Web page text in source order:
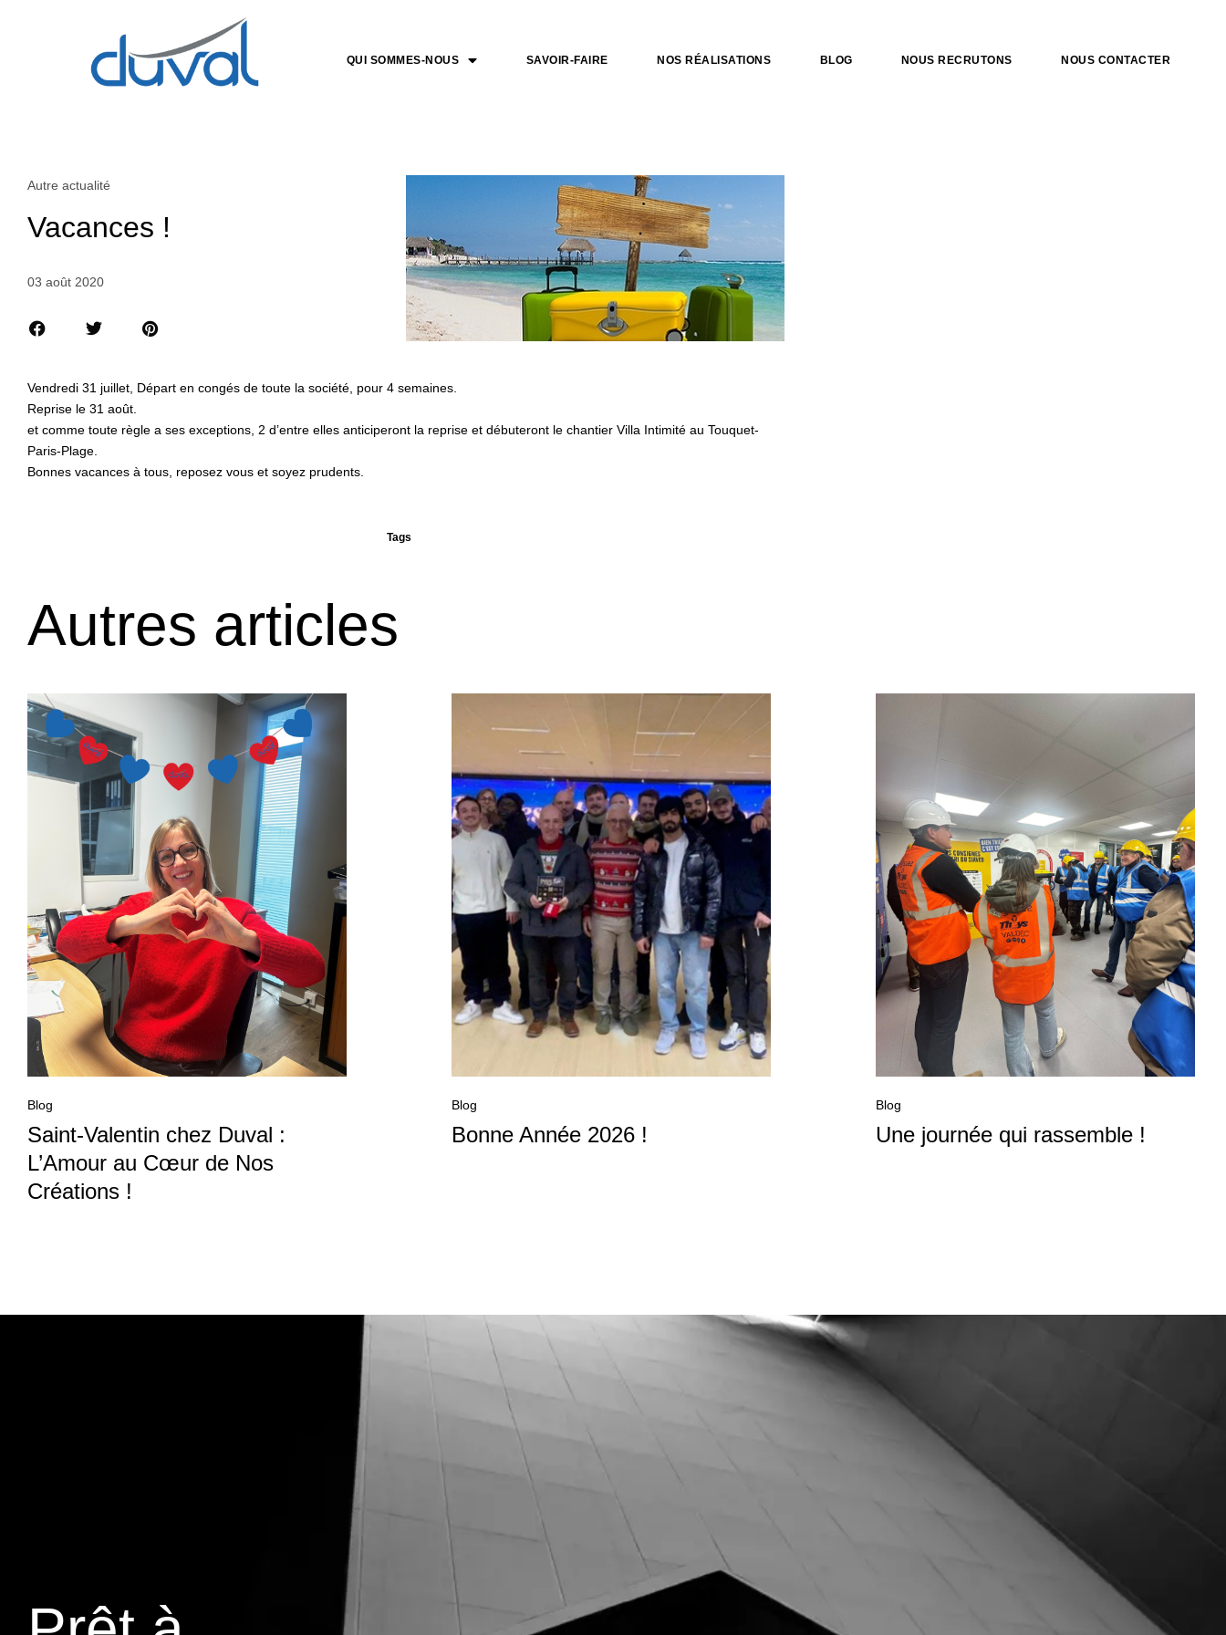
QUI SOMMES-NOUS SAVOIR-FAIRE NOS RÉALISATIONS BLOG NOUS RECRUTONS NOUS CONTACTER
Autre actualité
Vacances !
03 août 2020
Vendredi 31 juillet, Départ en congés de toute la société, pour 4 semaines.
Reprise le 31 août.
et comme toute règle a ses exceptions, 2 d’entre elles anticiperont la reprise et débuteront le chantier Villa Intimité au Touquet-
Paris-Plage.
Bonnes vacances à tous, reposez vous et soyez prudents.
Tags
Autres articles
Blog
Saint-Valentin chez Duval :
L’Amour au Cœur de Nos
Créations !
Blog
Bonne Année 2026 !
Blog
Une journée qui rassemble !